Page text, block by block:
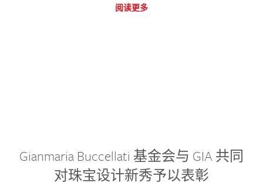
阅读更多
Gianmaria Buccellati 基金会与 GIA 共同
对珠宝设计新秀予以表彰